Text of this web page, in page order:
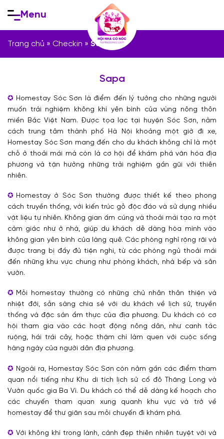
to
content
Menu
Trang chủ » Checkin » Sapa
Sapa
Homestay Sóc Sơn là điểm đến lý tưởng cho những người
muốn trải nghiệm không khí yên bình của vùng nông thôn
miền Bắc Việt Nam. Được tọa lạc tại huyện Sóc Sơn, nằm
cách trung tâm thành phố Hà Nội khoảng một giờ đi xe,
Homestay Sóc Sơn mang đến cho du khách không chỉ là một
chỗ ở thoải mái mà còn là cơ hội để khám phá văn hóa địa
phương và tận hưởng những trải nghiệm gần gũi với thiên
nhiên.
Homestay ở Sóc Sơn thường được thiết kế theo phong
cách truyền thống, với kiến trúc gỗ độc đáo và sử dụng nhiều
vật liệu tự nhiên. Không gian ấm cúng và thoải mái tạo ra một
cảm giác như ở nhà, giúp du khách dễ dàng hòa mình vào
không gian yên bình của làng quê. Các phòng nghỉ rộng rãi và
được trang bị đầy đủ tiện nghi, từ các phòng ngủ thoải mái
đến những khu vực chung như phòng khách, nhà bếp và sân
vườn.
Mỗi homestay thường có những chủ nhân thân thiện và
nhiệt đới, sẵn sàng chia sẻ với du khách về lịch sử, truyền
thống và đặc sản ẩm thực của địa phương. Du khách có cơ
hội tham gia vào các hoạt động nông dân, như canh tác
ruộng, hái trái cây, hoặc thậm chí làm quen với cuộc sống
hàng ngày của người dân địa phương.
Ngoài ra, Homestay Sóc Sơn còn nằm gần các điểm tham
quan nổi tiếng như Khu di tích lịch sử cố đô Thăng Long và
Vườn quốc gia Ba Vì. Du khách có thể dễ dàng kế hoạch cho
các chuyến tham quan xung quanh khu vực và trở về
homestay để thư giãn sau mỗi chuyến đi khám phá.
Với không khí trong lành, cảnh đẹp thiên nhiên tuyệt vời và